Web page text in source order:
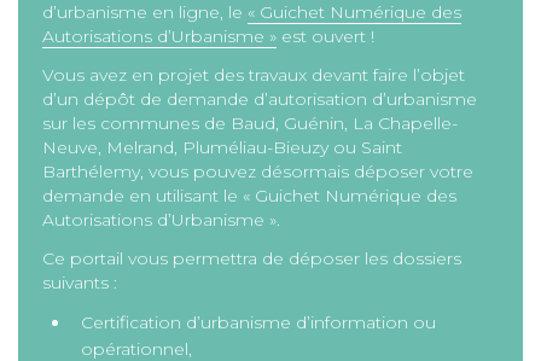
d’urbanisme en ligne, le « Guichet Numérique des
Autorisations d’Urbanisme » est ouvert !
Vous avez en projet des travaux devant faire l’objet
d’un dépôt de demande d’autorisation d’urbanisme
sur les communes de Baud, Guénin, La Chapelle-
Neuve, Melrand, Pluméliau-Bieuzy ou Saint
Barthélemy, vous pouvez désormais déposer votre
demande en utilisant le « Guichet Numérique des
Autorisations d’Urbanisme ».
Ce portail vous permettra de déposer les dossiers
suivants :
Certification d’urbanisme d’information ou
opérationnel,